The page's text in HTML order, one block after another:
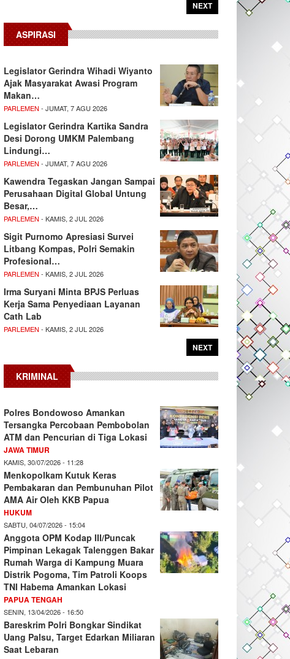
NEXT
ASPIRASI
Legislator Gerindra Wihadi Wiyanto
Ajak Masyarakat Awasi Program
Makan…
PARLEMEN - JUMAT, 7 AGU 2026
Legislator Gerindra Kartika Sandra
Desi Dorong UMKM Palembang
Lindungi…
PARLEMEN - JUMAT, 7 AGU 2026
Kawendra Tegaskan Jangan Sampai
Perusahaan Digital Global Untung
Besar,…
PARLEMEN - KAMIS, 2 JUL 2026
Sigit Purnomo Apresiasi Survei
Litbang Kompas, Polri Semakin
Profesional…
PARLEMEN - KAMIS, 2 JUL 2026
Irma Suryani Minta BPJS Perluas
Kerja Sama Penyediaan Layanan
Cath Lab
PARLEMEN - KAMIS, 2 JUL 2026
NEXT
KRIMINAL
Polres Bondowoso Amankan
Tersangka Percobaan Pembobolan
ATM dan Pencurian di Tiga Lokasi
JAWA TIMUR
KAMIS, 30/07/2026 - 11:28
Menkopolkam Kutuk Keras
Pembakaran dan Pembunuhan Pilot
AMA Air Oleh KKB Papua
HUKUM
SABTU, 04/07/2026 - 15:04
Anggota OPM Kodap III/Puncak
Pimpinan Lekagak Talenggen Bakar
Rumah Warga di Kampung Muara
Distrik Pogoma, Tim Patroli Koops
TNI Habema Amankan Lokasi
PAPUA TENGAH
SENIN, 13/04/2026 - 16:50
Bareskrim Polri Bongkar Sindikat
Uang Palsu, Target Edarkan Miliaran
Saat Lebaran